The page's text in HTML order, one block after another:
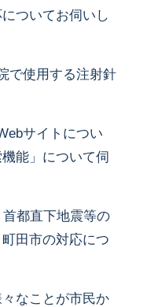
ついてお伺いし
で使用する注射針
サイトについ
能」について伺
首都直下地震等の
田市の対応につ
なことが市民か